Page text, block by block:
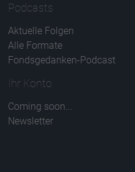
Podcasts
Aktuelle Folgen
Alle Formate
Fondsgedanken-Podcast
Ihr Konto
Coming soon...
Newsletter